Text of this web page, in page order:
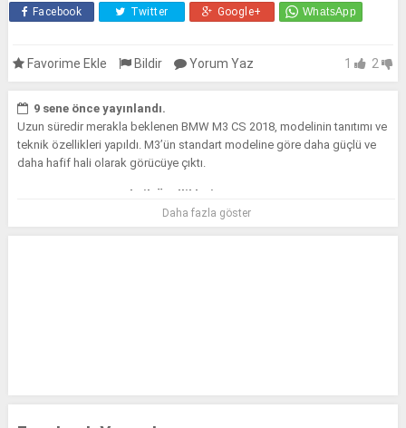
Facebook Twitter Google+
Favorime Ekle Bildir Yorum Yaz 1 2
9 sene önce yayınlandı.
Uzun süredir merakla beklenen BMW M3 CS 2018, modelinin tanıtımı ve
teknik özellikleri yapıldı. M3’ün standart modeline göre daha güçlü ve
daha hafif hali olarak görücüye çıktı.
BMW M3 CS 2018 Teknik Özellikleri
Daha fazla göster